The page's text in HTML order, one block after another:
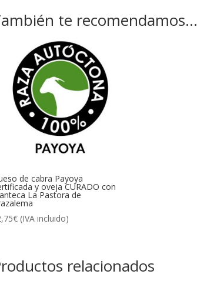
te recomendamos…
de cabra Payoya
y oveja CURADO con
La Pastora de
€ (IVA incluido)
relacionados